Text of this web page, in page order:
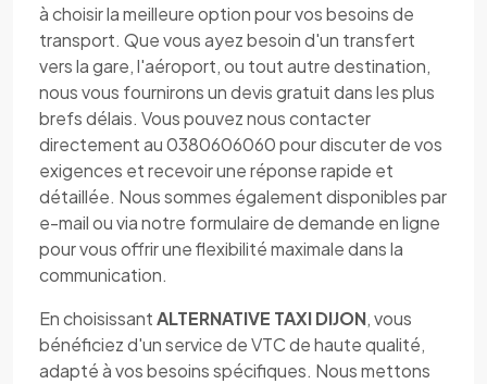
à choisir la meilleure option pour vos besoins de
transport. Que vous ayez besoin d'un transfert
vers la gare, l'aéroport, ou tout autre destination,
nous vous fournirons un devis gratuit dans les plus
brefs délais. Vous pouvez nous contacter
directement au 0380606060 pour discuter de vos
exigences et recevoir une réponse rapide et
détaillée. Nous sommes également disponibles par
e-mail ou via notre formulaire de demande en ligne
pour vous offrir une flexibilité maximale dans la
communication.
En choisissantALTERNATIVE TAXI DIJON, vous
bénéficiez d'un service de VTC de haute qualité,
adapté à vos besoins spécifiques. Nous mettons